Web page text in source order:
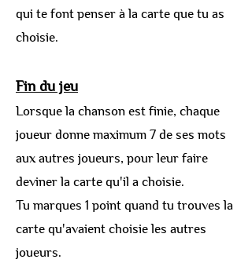
qui te font penser à la carte que tu as
choisie.
Fin du jeu
Lorsque la chanson est finie, chaque
joueur donne maximum 7 de ses mots
aux autres joueurs, pour leur faire
deviner la carte qu'il a choisie.
Tu marques 1 point quand tu trouves la
carte qu'avaient choisie les autres
joueurs.